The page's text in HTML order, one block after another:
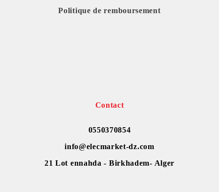
Politique de remboursement
Contact
0550370854
info@elecmarket-dz.com
21 Lot ennahda - Birkhadem- Alger